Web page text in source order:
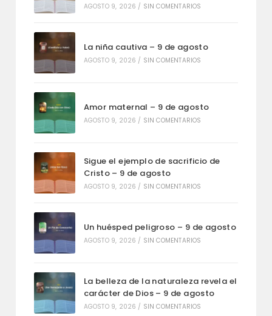
AGOSTO 9, 2026 / SIN COMENTARIOS
La niña cautiva – 9 de agosto
AGOSTO 9, 2026 / SIN COMENTARIOS
Amor maternal – 9 de agosto
AGOSTO 9, 2026 / SIN COMENTARIOS
Sigue el ejemplo de sacrificio de
Cristo – 9 de agosto
AGOSTO 9, 2026 / SIN COMENTARIOS
Un huésped peligroso – 9 de agosto
AGOSTO 9, 2026 / SIN COMENTARIOS
La belleza de la naturaleza revela el
carácter de Dios – 9 de agosto
AGOSTO 9, 2026 / SIN COMENTARIOS